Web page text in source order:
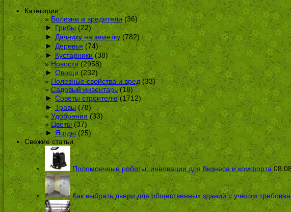
Категории
Болезни и вредители(36)
► Грибы(22)
► Дачнику на заметку (782)
► Деревья (74)
► Кустарники (38)
Новости(2958)
► Овощи(232)
Полезные свойства и вред(33)
Садовый инвентарь(18)
► Советы строителю(1712)
► Травы(78)
Удобрения(33)
Цветы(37)
► Ягоды(25)
Свежие статьи
Поломоечные роботы: инновации для бизнеса и комфорта
Как выбрать двери для общественных зданий с учётом